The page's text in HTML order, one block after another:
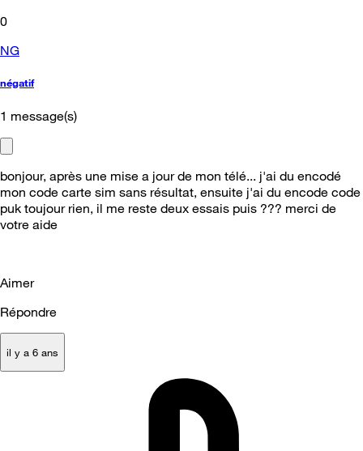
0
NG
négatif
1 message(s)
bonjour, après une mise a jour de mon télé... j'ai du encodé
mon code carte sim sans résultat, ensuite j'ai du encode code
puk toujour rien, il me reste deux essais puis ??? merci de
votre aide
Aimer
Répondre
il y a 6 ans